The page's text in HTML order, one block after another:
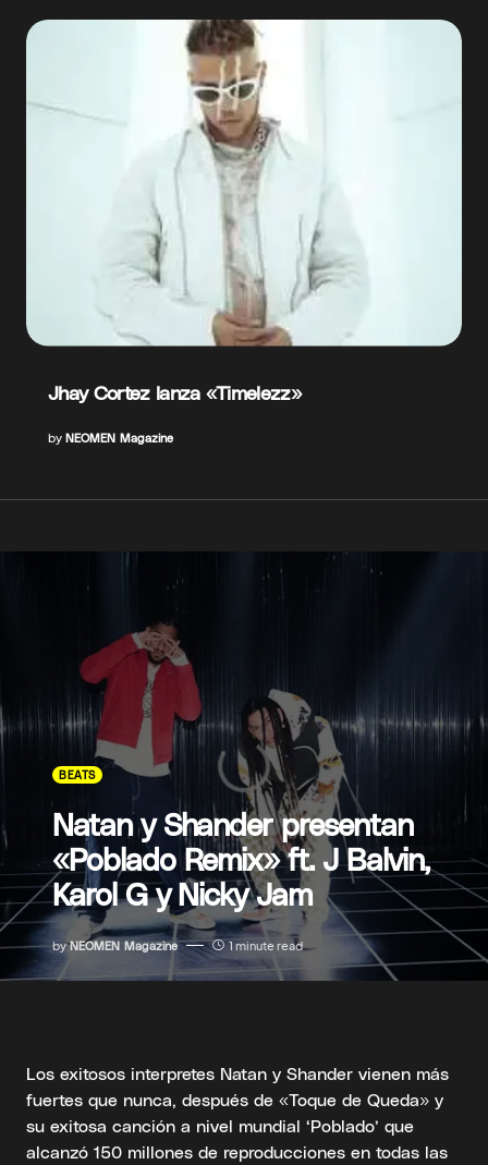
Jhay Cortez lanza «Timelezz»
by NEOMEN Magazine
BEATS
Natan y Shander presentan
«Poblado Remix» ft. J Balvin,
Karol G y Nicky Jam
by NEOMEN Magazine 1 minute read
Los exitosos interpretes Natan y Shander vienen más
fuertes que nunca, después de «Toque de Queda» y
su exitosa canción a nivel mundial ‘Poblado’ que
alcanzó 150 millones de reproducciones en todas las